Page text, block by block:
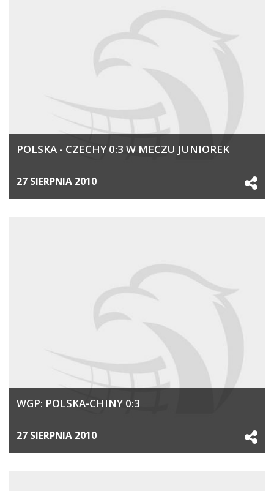
POLSKA - CZECHY 0:3 W MECZU JUNIOREK
27 SIERPNIA 2010
WGP: POLSKA-CHINY 0:3
27 SIERPNIA 2010